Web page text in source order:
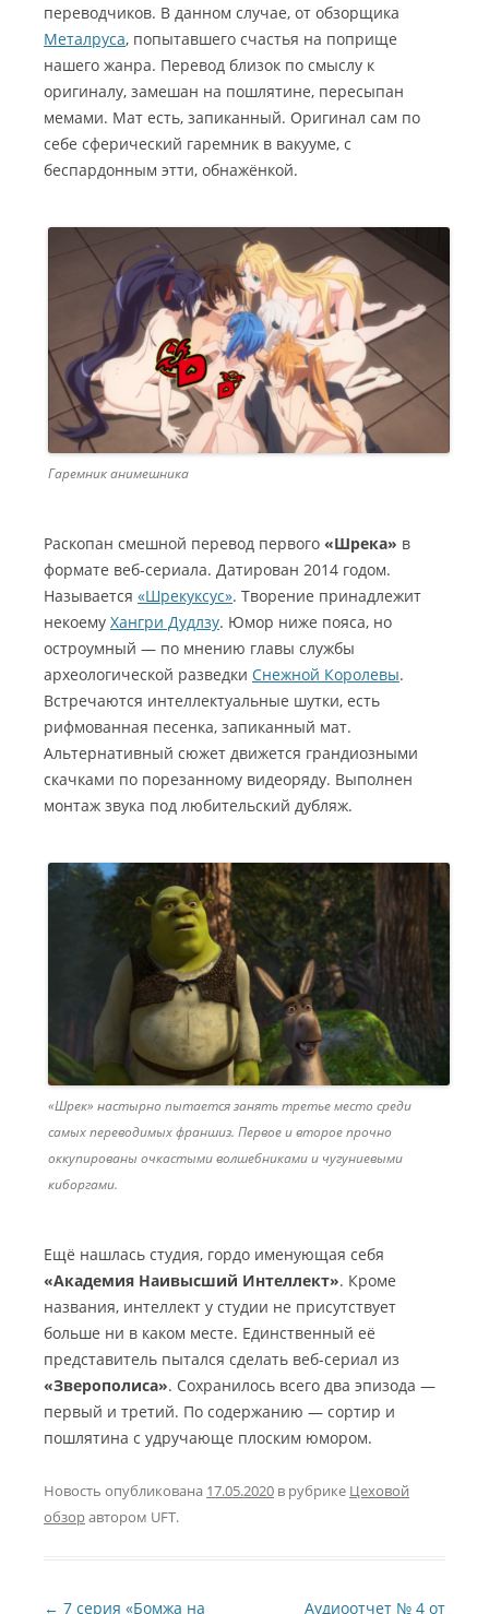
переводчиков. В данном случае, от обзорщика
Металруса, попытавшего счастья на поприще
нашего жанра. Перевод близок по смыслу к
оригиналу, замешан на пошлятине, пересыпан
мемами. Мат есть, запиканный. Оригинал сам по
себе сферический гаремник в вакууме, с
беспардонным этти, обнажёнкой.
Гаремник анимешника
Раскопан смешной перевод первого «Шрека» в
формате веб-сериала. Датирован 2014 годом.
Называется «Шрекуксус». Творение принадлежит
некоему Хангри Дудлзу. Юмор ниже пояса, но
остроумный — по мнению главы службы
археологической разведки Снежной Королевы.
Встречаются интеллектуальные шутки, есть
рифмованная песенка, запиканный мат.
Альтернативный сюжет движется грандиозными
скачками по порезанному видеоряду. Выполнен
монтаж звука под любительский дубляж.
«Шрек» настырно пытается занять третье место среди
самых переводимых франшиз. Первое и второе прочно
оккупированы очкастыми волшебниками и чугуниевыми
киборгами.
Ещё нашлась студия, гордо именующая себя
«Академия Наивысший Интеллект». Кроме
названия, интеллект у студии не присутствует
больше ни в каком месте. Единственный её
представитель пытался сделать веб-сериал из
«Зверополиса». Сохранилось всего два эпизода —
первый и третий. По содержанию — сортир и
пошлятина с удручающе плоским юмором.
Новость опубликована 17.05.2020 в рубрике Цеховой
обзоравтором UFT.
Навигация по записям
← 7 серия «Бомжа на Аудиоотчет № 4 от